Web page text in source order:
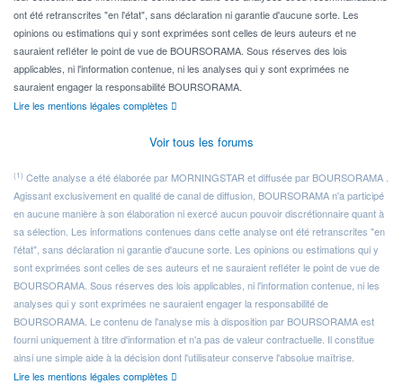
ont été retranscrites "en l'état", sans déclaration ni garantie d'aucune sorte. Les
opinions ou estimations qui y sont exprimées sont celles de leurs auteurs et ne
sauraient refléter le point de vue de BOURSORAMA. Sous réserves des lois
applicables, ni l'information contenue, ni les analyses qui y sont exprimées ne
sauraient engager la responsabilité BOURSORAMA.
Lire les mentions légales complètes
Voir tous les forums
(1) Cette analyse a été élaborée par MORNINGSTAR et diffusée par BOURSORAMA .
Agissant exclusivement en qualité de canal de diffusion, BOURSORAMA n'a participé
en aucune manière à son élaboration ni exercé aucun pouvoir discrétionnaire quant à
sa sélection. Les informations contenues dans cette analyse ont été retranscrites "en
l'état", sans déclaration ni garantie d'aucune sorte. Les opinions ou estimations qui y
sont exprimées sont celles de ses auteurs et ne sauraient refléter le point de vue de
BOURSORAMA. Sous réserves des lois applicables, ni l'information contenue, ni les
analyses qui y sont exprimées ne sauraient engager la responsabilité de
BOURSORAMA. Le contenu de l'analyse mis à disposition par BOURSORAMA est
fourni uniquement à titre d'information et n'a pas de valeur contractuelle. Il constitue
ainsi une simple aide à la décision dont l'utilisateur conserve l'absolue maîtrise.
Lire les mentions légales complètes